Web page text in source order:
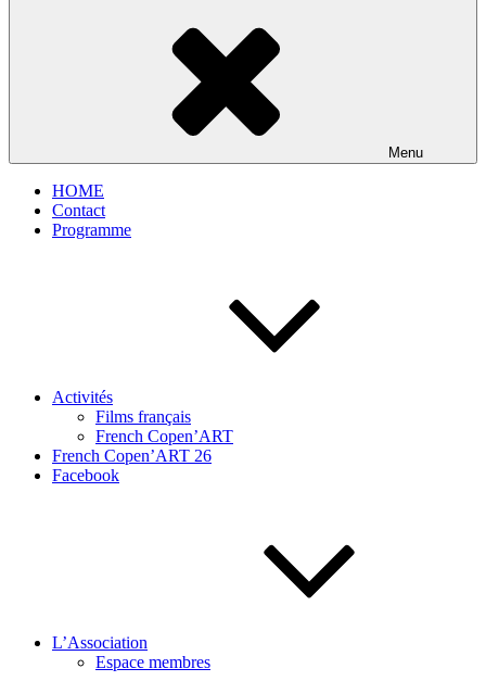
Menu
HOME
Contact
Programme
Activités
Films français
French Copen’ART
French Copen’ART 26
Facebook
L’Association
Espace membres